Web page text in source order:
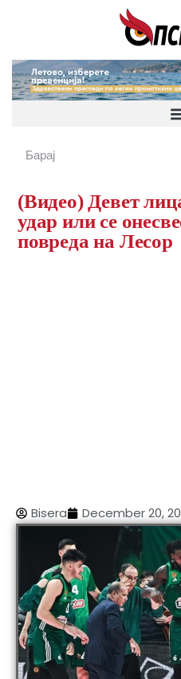
(Видео) Девет
удар или се
повреда на Лесор
Bisera December 20,